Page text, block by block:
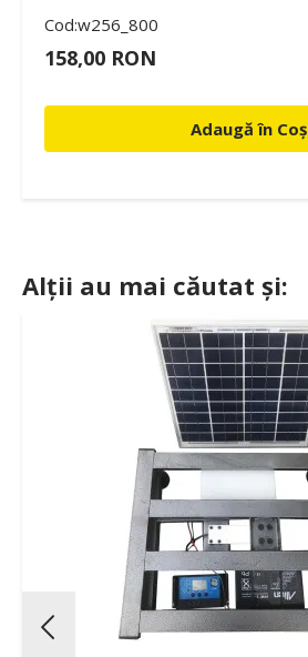
Cod:w256_800
158,00 RON
Adaugă în Coș
Alții au mai căutat și: